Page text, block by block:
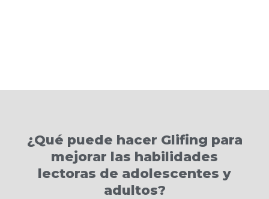
¿Qué puede hacer Glifing para
mejorar las habilidades
lectoras de adolescentes y
adultos?